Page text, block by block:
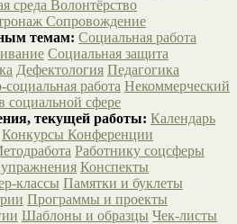
среда Волонтёрство
Сопровождение
темам: Социальная работа
Социальная защита
Дефектология Педагогика
работа Некоммерческий
социальной сфере
текущей работы: Календарь
Конкурсы Конференции
Работнику соцсферы
Конспекты
классы Памятки и буклеты
Программы и проекты
Шаблоны и образцы Чек-листы